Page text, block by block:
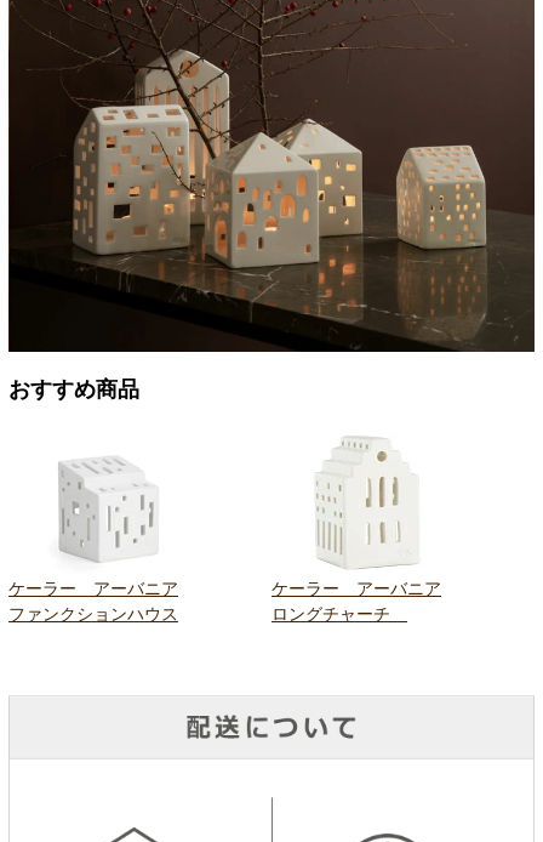
おすすめ商品
ケーラー アーバニア
ファンクションハウス
ケーラー アーバニア
ロングチャーチ